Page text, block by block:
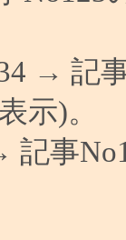
→ 記
示)。
記事